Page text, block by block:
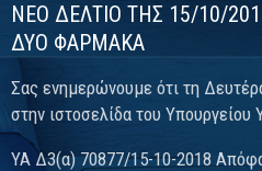
ΝΕΟ ΔΕΛΤΙΟ ΤΗΣ 15/10/
ΔΥΟ ΦΑΡΜΑΚΑ
Σας ενημερώνουμε ότι τη
στην ιστοσελίδα του Υπουργείου
ΥΑ Δ3(α) 70877/15-10-2018